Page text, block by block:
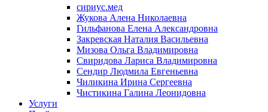
сириус.мед
Жукова Алена Николаевна
Гильфанова Елена Александровна
Закревская Наталия Васильевна
Мизова Ольга Владимировна
Свиридова Лариса Владимировна
Сендир Людмила Евгеньевна
Чиликина Ирина Сергеевна
Чистикина Галина Леонидовна
Услуги